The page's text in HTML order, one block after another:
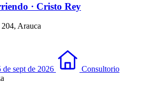
· Cristo Rey
Arauca
sept de 2026
Consultorio